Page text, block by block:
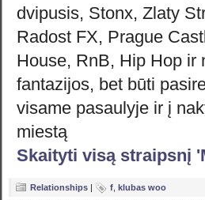
dvipusis, Stonx, Zlaty
Radost FX, Prague
House, RnB, Hip Hop ir
fantazijos, bet būti
visame pasaulyje ir į
miestą
Skaityti visą straipsnį
Relationships | f klubas woo